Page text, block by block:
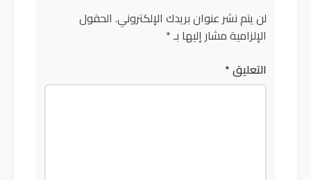
لن يتم نشر عنوان بريدك الإلكتروني. الحقول
الإلزامية مشار إليها بـ*
التعليق*